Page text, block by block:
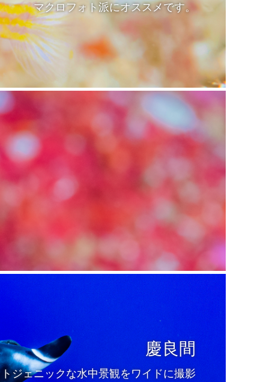
マクロフォト派にオススメです。
慶良間
ジェニックな水中景観をワイドに撮影